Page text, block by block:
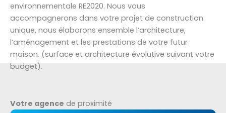
environnementale RE2020. Nous vous
accompagnerons dans votre projet de construction
unique, nous élaborons ensemble l’architecture,
l’aménagement et les prestations de votre futur
maison. (surface et architecture évolutive suivant votre
budget).
Votre agence de proximité